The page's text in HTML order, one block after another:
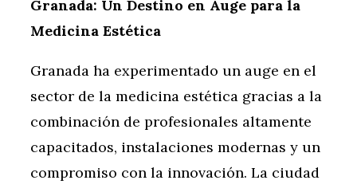
Granada: Un Destino en Auge para la
Medicina Estética
Granada ha experimentado un auge en el
sector de la medicina estética gracias a la
combinación de profesionales altamente
capacitados, instalaciones modernas y un
compromiso con la innovación. La ciudad